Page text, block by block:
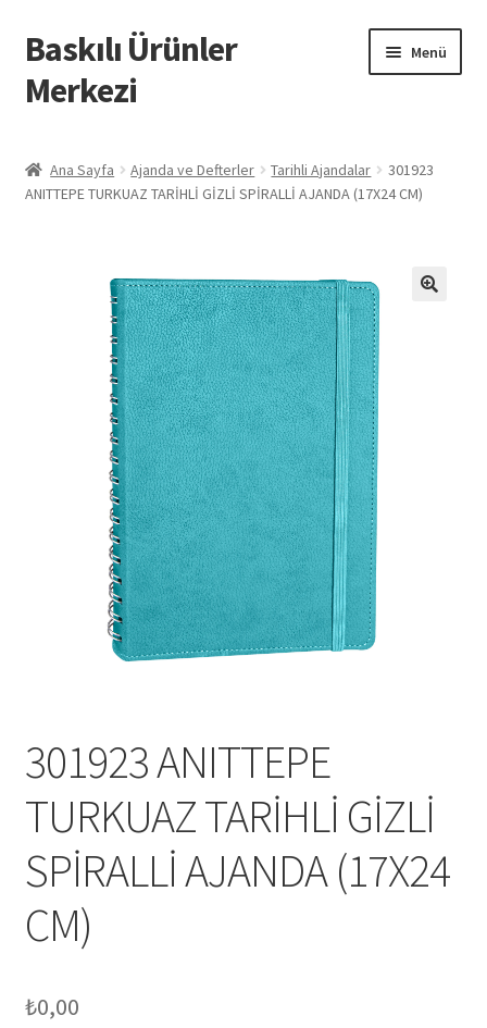
Dolaşıma
geç
İçeriğe
geç
Baskılı Ürünler
Merkezi
Menü
Baskılı Ürünler
İPTAL VE İADE KOŞULLARI
İptal ve İade Politikası
Mesafeli Satış Sözleşmesi
Mesafeli Satış Sözleşmesi
Ana Sayfa Ajanda ve Defterler Tarihli Ajandalar
301923
ANITTEPE TURKUAZ TARİHLİ GİZLİ SPİRALLİ AJANDA (17X24 CM)
301923 ANITTEPE
TURKUAZ TARİHLİ GİZLİ
SPİRALLİ AJANDA (17X24
CM)
₺0,00